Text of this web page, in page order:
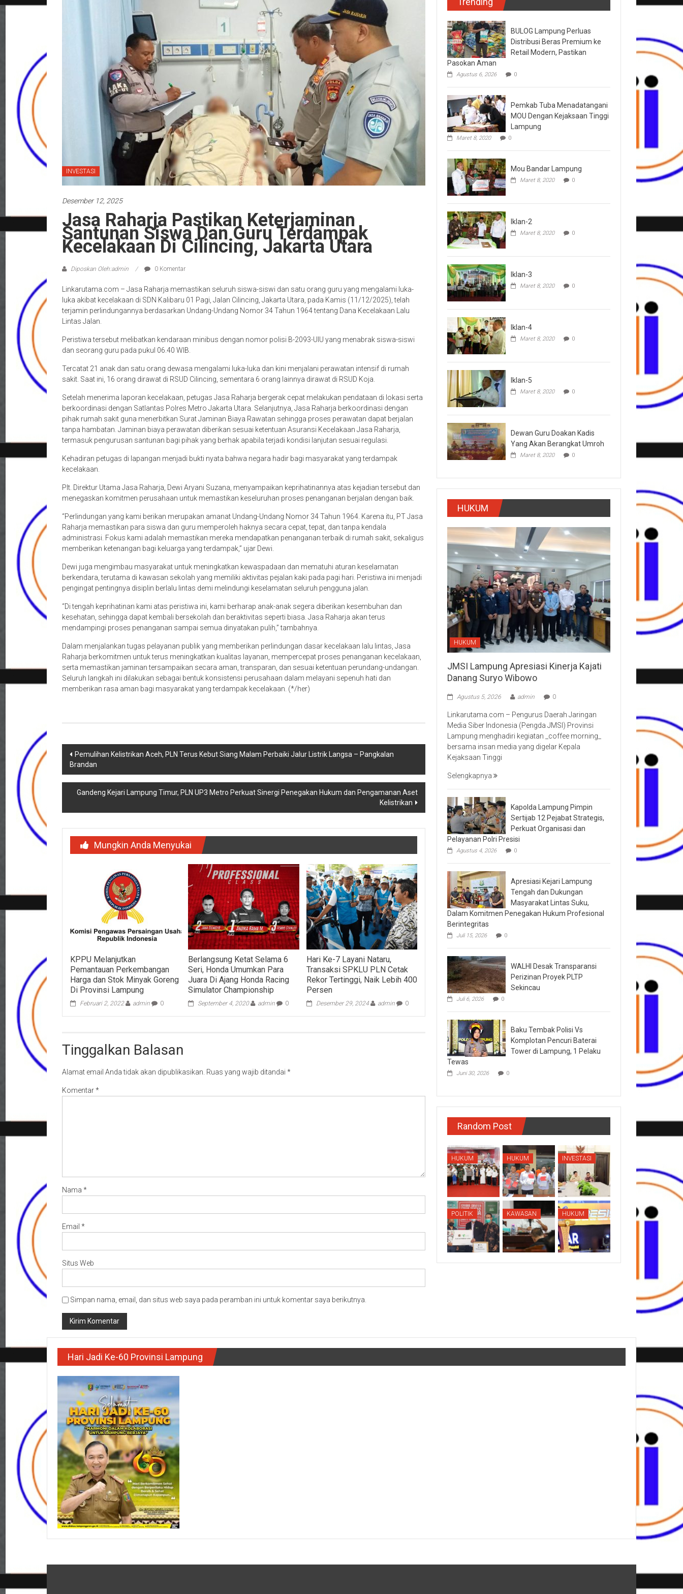
INVESTASI
Desember 12, 2025
Jasa Raharja Pastikan Keterjaminan
Santunan Siswa Dan Guru Terdampak
Kecelakaan Di Cilincing, Jakarta Utara
Diposkan Oleh:admin 0 Komentar
Linkarutama.com – Jasa Raharja memastikan seluruh siswa-siswi dan satu orang guru yang mengalami luka-
luka akibat kecelakaan di SDN Kalibaru 01 Pagi, Jalan Cilincing, Jakarta Utara, pada Kamis (11/12/2025), telah
terjamin perlindungannya berdasarkan Undang-Undang Nomor 34 Tahun 1964 tentang Dana Kecelakaan Lalu
Lintas Jalan.
Peristiwa tersebut melibatkan kendaraan minibus dengan nomor polisi B-2093-UIU yang menabrak siswa-siswi
dan seorang guru pada pukul 06.40 WIB.
Tercatat 21 anak dan satu orang dewasa mengalami luka-luka dan kini menjalani perawatan intensif di rumah
sakit. Saat ini, 16 orang dirawat di RSUD Cilincing, sementara 6 orang lainnya dirawat di RSUD Koja.
Setelah menerima laporan kecelakaan, petugas Jasa Raharja bergerak cepat melakukan pendataan di lokasi serta
berkoordinasi dengan Satlantas Polres Metro Jakarta Utara. Selanjutnya, Jasa Raharja berkoordinasi dengan
pihak rumah sakit guna menerbitkan Surat Jaminan Biaya Rawatan sehingga proses perawatan dapat berjalan
tanpa hambatan. Jaminan biaya perawatan diberikan sesuai ketentuan Asuransi Kecelakaan Jasa Raharja,
termasuk pengurusan santunan bagi pihak yang berhak apabila terjadi kondisi lanjutan sesuai regulasi.
Kehadiran petugas di lapangan menjadi bukti nyata bahwa negara hadir bagi masyarakat yang terdampak
kecelakaan.
Plt. Direktur Utama Jasa Raharja, Dewi Aryani Suzana, menyampaikan keprihatinannya atas kejadian tersebut dan
menegaskan komitmen perusahaan untuk memastikan keseluruhan proses penanganan berjalan dengan baik.
“Perlindungan yang kami berikan merupakan amanat Undang-Undang Nomor 34 Tahun 1964. Karena itu, PT Jasa
Raharja memastikan para siswa dan guru memperoleh haknya secara cepat, tepat, dan tanpa kendala
administrasi. Fokus kami adalah memastikan mereka mendapatkan penanganan terbaik di rumah sakit, sekaligus
memberikan ketenangan bagi keluarga yang terdampak,” ujar Dewi.
Dewi juga mengimbau masyarakat untuk meningkatkan kewaspadaan dan mematuhi aturan keselamatan
berkendara, terutama di kawasan sekolah yang memiliki aktivitas pejalan kaki pada pagi hari. Peristiwa ini menjadi
pengingat pentingnya disiplin berlalu lintas demi melindungi keselamatan seluruh pengguna jalan.
“Di tengah keprihatinan kami atas peristiwa ini, kami berharap anak-anak segera diberikan kesembuhan dan
kesehatan, sehingga dapat kembali bersekolah dan beraktivitas seperti biasa. Jasa Raharja akan terus
mendampingi proses penanganan sampai semua dinyatakan pulih,” tambahnya.
Dalam menjalankan tugas pelayanan publik yang memberikan perlindungan dasar kecelakaan lalu lintas, Jasa
Raharja berkomitmen untuk terus meningkatkan kualitas layanan, mempercepat proses penanganan kecelakaan,
serta memastikan jaminan tersampaikan secara aman, transparan, dan sesuai ketentuan perundang-undangan.
Seluruh langkah ini dilakukan sebagai bentuk konsistensi perusahaan dalam melayani sepenuh hati dan
memberikan rasa aman bagi masyarakat yang terdampak kecelakaan. (*/her)
Navigasi
pos
Pemulihan Kelistrikan Aceh, PLN Terus Kebut Siang Malam Perbaiki Jalur Listrik Langsa – Pangkalan
Brandan
Gandeng Kejari Lampung Timur, PLN UP3 Metro Perkuat Sinergi Penegakan Hukum dan Pengamanan Aset
Kelistrikan
Mungkin Anda Menyukai
KPPU Melanjutkan
Pemantauan Perkembangan
Harga dan Stok Minyak Goreng
Di Provinsi Lampung
Februari 2, 2022 admin 0
Berlangsung Ketat Selama 6
Seri, Honda Umumkan Para
Juara Di Ajang Honda Racing
Simulator Championship
September 4, 2020 admin 0
Hari Ke-7 Layani Nataru,
Transaksi SPKLU PLN Cetak
Rekor Tertinggi, Naik Lebih 400
Persen
Desember 29, 2024 admin 0
Tinggalkan Balasan
Alamat email Anda tidak akan dipublikasikan. Ruas yang wajib ditandai *
Komentar*
Nama *
Email *
Situs Web
Simpan nama, email, dan situs web saya pada peramban ini untuk komentar saya berikutnya.
BULOG Lampung Perluas
Distribusi Beras Premium ke
Retail Modern, Pastikan
Pasokan Aman
Agustus 6, 2026 0
Pemkab Tuba Menadatangani
MOU Dengan Kejaksaan Tinggi
Lampung
Maret 8, 2020 0
Mou Bandar Lampung
Maret 8, 2020 0
Iklan-2
Maret 8, 2020 0
Iklan-3
Maret 8, 2020 0
Iklan-4
Maret 8, 2020 0
Iklan-5
Maret 8, 2020 0
Dewan Guru Doakan Kadis
Yang Akan Berangkat Umroh
Maret 8, 2020 0
HUKUM
HUKUM
JMSI Lampung Apresiasi Kinerja Kajati
Danang Suryo Wibowo
Agustus 5, 2026 admin 0
Linkarutama.com – Pengurus Daerah Jaringan
Media Siber Indonesia (Pengda JMSI) Provinsi
Lampung menghadiri kegiatan _coffee morning_
bersama insan media yang digelar Kepala
Kejaksaan Tinggi
Selengkapnya
Kapolda Lampung Pimpin
Sertijab 12 Pejabat Strategis,
Perkuat Organisasi dan
Pelayanan Polri Presisi
Agustus 4, 2026 0
Apresiasi Kejari Lampung
Tengah dan Dukungan
Masyarakat Lintas Suku,
Dalam Komitmen Penegakan Hukum Profesional
Berintegritas
Juli 15, 2026 0
WALHI Desak Transparansi
Perizinan Proyek PLTP
Sekincau
Juli 6, 2026 0
Baku Tembak Polisi Vs
Komplotan Pencuri Baterai
Tower di Lampung, 1 Pelaku
Tewas
Juni 30, 2026 0
Random Post
HUKUM HUKUM INVESTASI
POLITIK KAWASAN HUKUM
Hari Jadi Ke-60 Provinsi Lampung